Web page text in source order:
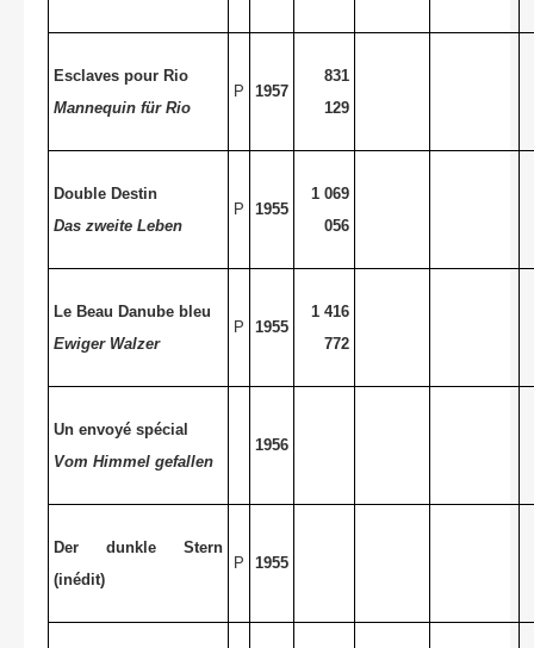
Esclaves pour Rio
Mannequin für Rio
P 1957
831
129
Double Destin
Das zweite Leben
P 1955
1 069
056
Le Beau Danube bleu
Ewiger Walzer
P 1955
1 416
772
Un envoyé spécial
Vom Himmel gefallen
1956
Der dunkle Stern
(inédit)
P 1955